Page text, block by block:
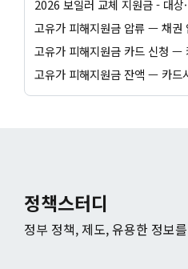
정책스터디
정부 정책, 제도, 유용한 정보